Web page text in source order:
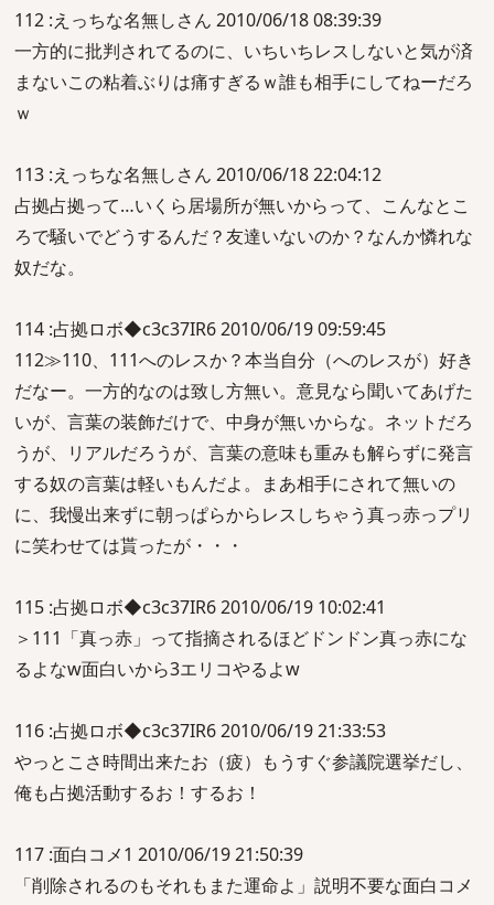
112 :えっちな名無しさん 2010/06/18 08:39:39
一方的に批判されてるのに、いちいちレスしないと気が済
まないこの粘着ぶりは痛すぎるｗ誰も相手にしてねーだろ
ｗ
113 :えっちな名無しさん 2010/06/18 22:04:12
占拠占拠って…いくら居場所が無いからって、こんなとこ
ろで騒いでどうするんだ？友達いないのか？なんか憐れな
奴だな。
114 :占拠ロボ◆c3c37IR6 2010/06/19 09:59:45
112≫110、111へのレスか？本当自分（へのレスが）好き
だなー。一方的なのは致し方無い。意見なら聞いてあげた
いが、言葉の装飾だけで、中身が無いからな。ネットだろ
うが、リアルだろうが、言葉の意味も重みも解らずに発言
する奴の言葉は軽いもんだよ。まあ相手にされて無いの
に、我慢出来ずに朝っぱらからレスしちゃう真っ赤っプリ
に笑わせては貰ったが・・・
115 :占拠ロボ◆c3c37IR6 2010/06/19 10:02:41
＞111「真っ赤」って指摘されるほどドンドン真っ赤にな
るよなw面白いから3エリコやるよw
116 :占拠ロボ◆c3c37IR6 2010/06/19 21:33:53
やっとこさ時間出来たお（疲）もうすぐ参議院選挙だし、
俺も占拠活動するお！するお！
117 :面白コメ1 2010/06/19 21:50:39
「削除されるのもそれもまた運命よ」説明不要な面白コメ